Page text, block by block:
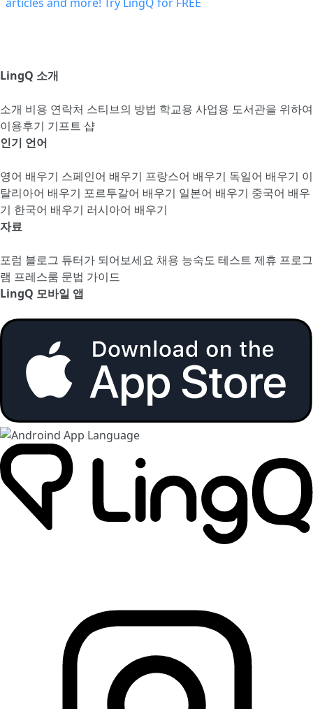
LingQ 소개
소개 비용 연락처 스티브의 방법 학교용 사업용 도서관을 위하여
이용후기 기프트 샵
인기 언어
영어 배우기 스페인어 배우기 프랑스어 배우기 독일어 배우기 이
탈리아어 배우기 포르투갈어 배우기 일본어 배우기 중국어 배우
기 한국어 배우기 러시아어 배우기
자료
포럼 블로그 튜터가 되어보세요 채용 능숙도 테스트 제휴 프로그
램 프레스룸 문법 가이드
LingQ 모바일 앱